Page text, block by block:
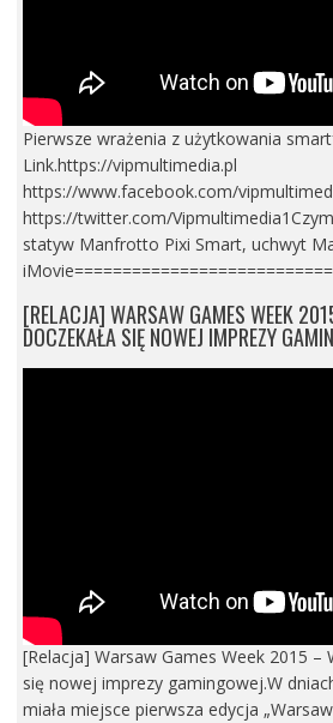
Pierwsze wrażenia z użytkowania
Link.https://vipmultimedia.pl
https://www.facebook.com/
https://twitter.com/
statyw Manfrotto Pixi Smart, uchwyt
[RELACJA] WARSAW GAMES WEEK
DOCZEKAŁA SIĘ NOWEJ IMPREZY
[Relacja] Warsaw Games Week 2015 –
się nowej imprezy gamingowej.W
miała miejsce pierwsza edycja